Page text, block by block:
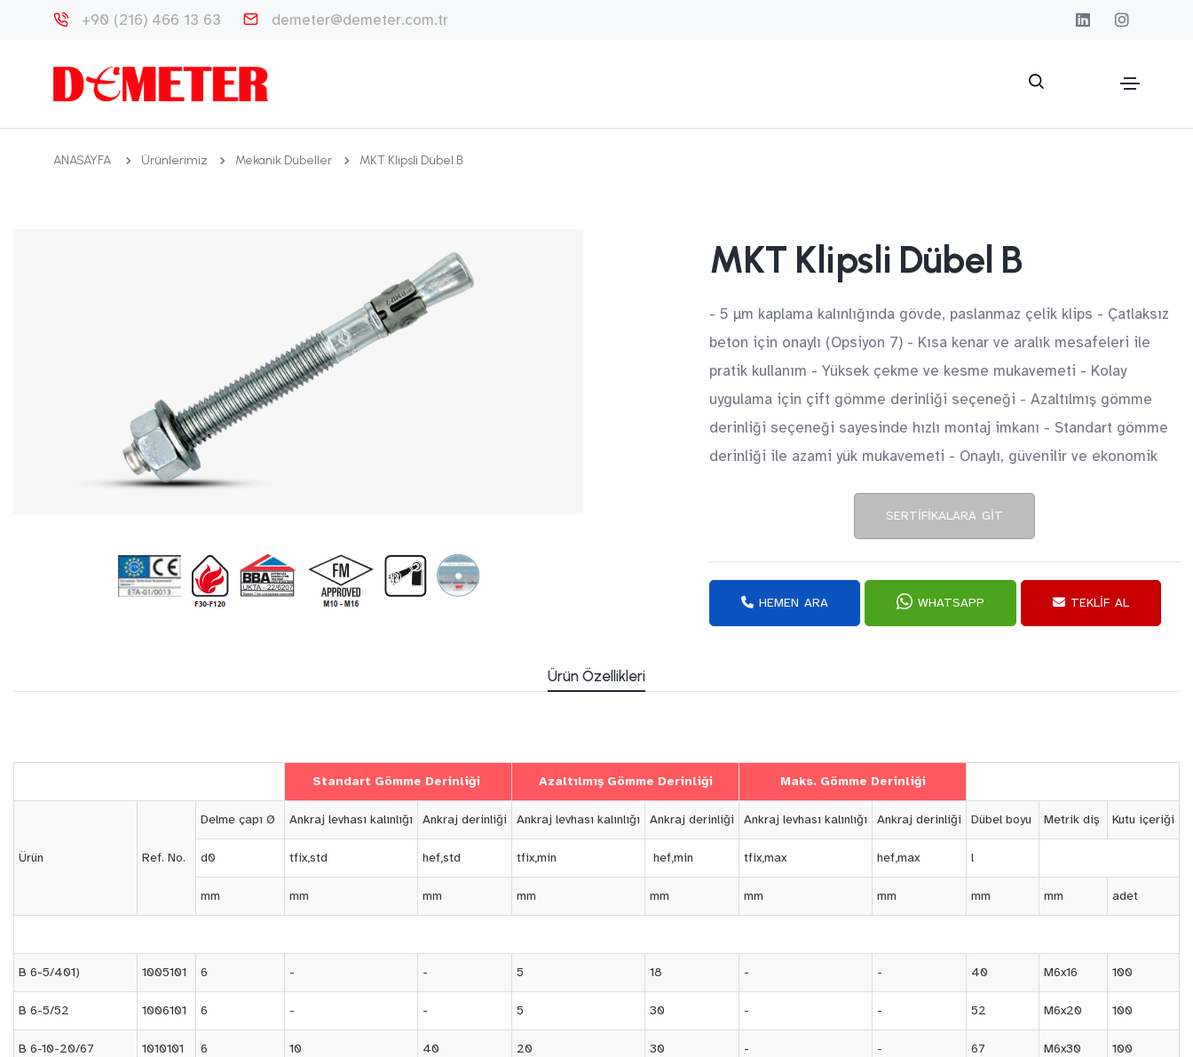
+90 (216) 466 13 63 demeter@demeter.com.tr
ANASAYFA Ürünlerimiz Mekanik Dübeller MKT Klipsli Dübel B
MKT Klipsli Dübel B
- 5 µm kaplama kalınlığında gövde, paslanmaz çelik klips - Çatlaksız
beton için onaylı (Opsiyon 7) - Kısa kenar ve aralık mesafeleri ile
pratik kullanım - Yüksek çekme ve kesme mukavemeti - Kolay
uygulama için çift gömme derinliği seçeneği - Azaltılmış gömme
derinliği seçeneği sayesinde hızlı montaj imkanı - Standart gömme
derinliği ile azami yük mukavemeti - Onaylı, güvenilir ve ekonomik
SERTIFIKALARA GIT
HEMEN ARA WHATSAPP TEKLIF AL
Ürün Özellikleri
Standart Gömme Derinliği Azaltılmış Gömme Derinliği Maks. Gömme Derinliği
Ürün Ref. No.
Delme çapı Ø Ankraj levhası kalınlığı Ankraj derinliği Ankraj levhası kalınlığı Ankraj derinliği Ankraj levhası kalınlığı Ankraj derinliği Dübel boyu Metrik diş Kutu içeriği
d0 tfix,std hef,std tfix,min hef,min tfix,max hef,max l
mm mm mm mm mm mm mm mm mm adet
B 6-5/401) 1005101 6 - - 5 18 - - 40 M6x16 100
B 6-5/52 1006101 6 - - 5 30 - - 52 M6x20 100
B 6-10-20/67 1010101 6 10 40 20 30 - - 67 M6x30 100